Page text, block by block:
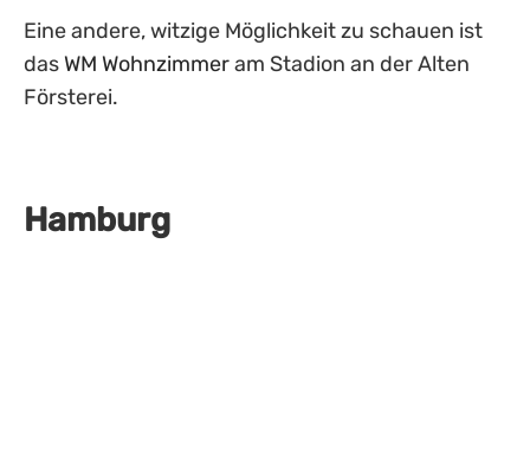
Eine andere, witzige Möglichkeit zu schauen ist
das WM Wohnzimmeram Stadion an der Alten
Försterei.
Hamburg